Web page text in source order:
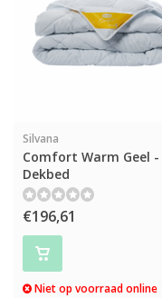
Silvana
Comfort Warm Geel -
Dekbed
€196,61
Niet op voorraad online